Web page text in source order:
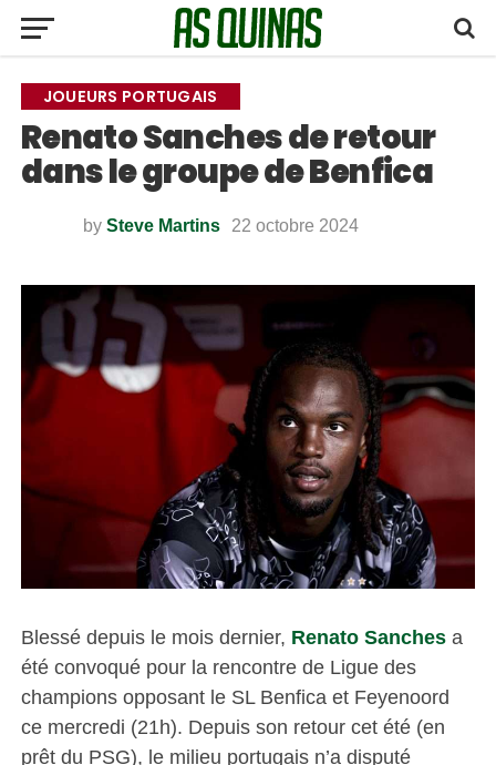
JOUEURS PORTUGAIS
Renato Sanches de retour
dans le groupe de Benfica
by Steve Martins 22 octobre 2024
Blessé depuis le mois dernier, Renato Sanchesa
été convoqué pour la rencontre de Ligue des
champions opposant le SL Benfica et Feyenoord
ce mercredi (21h). Depuis son retour cet été (en
prêt du PSG), le milieu portugais n’a disputé